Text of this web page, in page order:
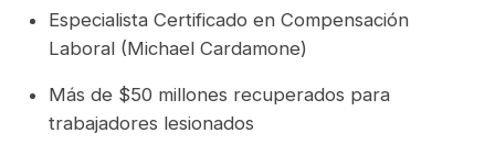
Especialista Certificado en Compensación
Laboral (Michael Cardamone)
Más de $50 millones recuperados para
trabajadores lesionados